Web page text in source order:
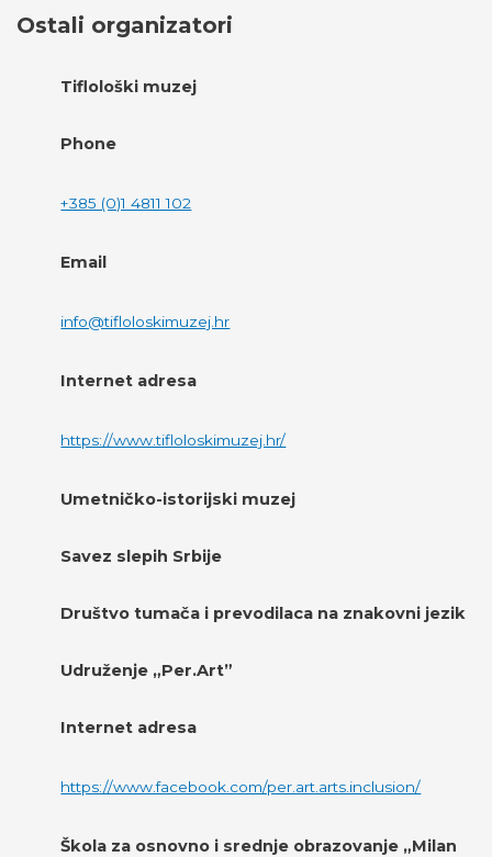
Ostali organizatori
Tiflološki muzej
Phone
+385 (0)1 4811 102
Email
info@tifloloskimuzej.hr
Internet adresa
https://www.tifloloskimuzej.hr/
Umetničko-istorijski muzej
Savez slepih Srbije
Društvo tumača i prevodilaca na znakovni jezik
Udruženje „Per.Art”
Internet adresa
https://www.facebook.com/per.art.arts.inclusion/
Škola za osnovno i srednje obrazovanje „Milan